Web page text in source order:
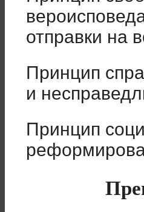
отправки на
Принцип
и
Принцип